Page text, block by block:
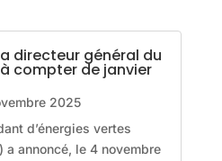
directeur général du
compter de janvier
2025
d’énergies vertes
a annoncé, le 4 novembre